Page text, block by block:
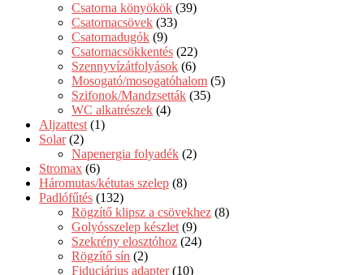
Csatorna könyökök (39)
Csatornacsövek (33)
Csatornadugók (9)
Csatornacsökkentés (22)
Szennyvízátfolyások (6)
Mosogató/mosogatóhalom (5)
Szifonok/Mandzsetták (35)
WC alkatrészek (4)
Aljzattest (1)
Solar (2)
Napenergia folyadék (2)
Stromax (6)
Háromutas/kétutas szelep (8)
Padlófűtés (132)
Rögzítő klipsz a csövekhez (8)
Golyósszelep készlet (9)
Szekrény elosztóhoz (24)
Rögzítő sín (2)
Fiduciárius adapter (10)